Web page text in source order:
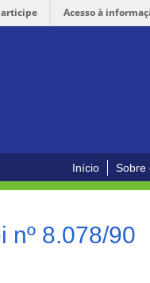
Acesso à
Início Sobre
nº 8.078/90